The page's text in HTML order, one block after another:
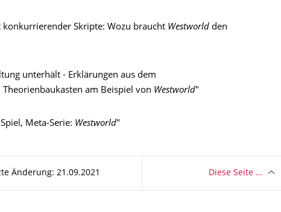
Skripte: Wozu braucht Westworld den
unterhält - Erklärungen aus dem
am Beispiel von Westworld"
Meta-Serie: Westworld"
Änderung: 21.09.2021 Diese Seite …